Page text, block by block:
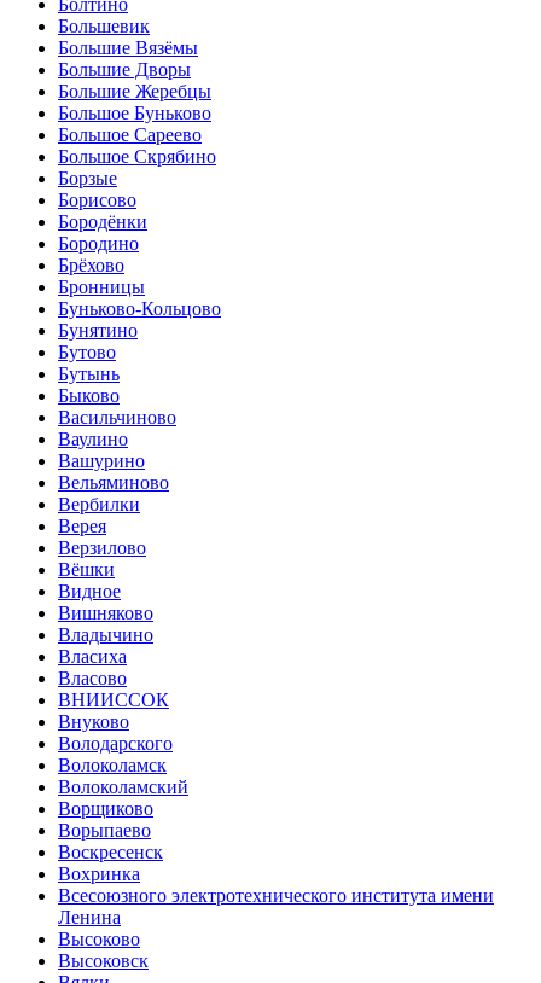
Болтино
Большевик
Большие Вязёмы
Большие Дворы
Большие Жеребцы
Большое Буньково
Большое Сареево
Большое Скрябино
Борзые
Борисово
Бородёнки
Бородино
Брёхово
Бронницы
Буньково-Кольцово
Бунятино
Бутово
Бутынь
Быково
Васильчиново
Ваулино
Вашурино
Вельяминово
Вербилки
Верея
Верзилово
Вёшки
Видное
Вишняково
Владычино
Власиха
Власово
ВНИИССОК
Внуково
Володарского
Волоколамск
Волоколамский
Ворщиково
Ворыпаево
Воскресенск
Вохринка
Всесоюзного электротехнического института имени
Ленина
Высоково
Высоковск